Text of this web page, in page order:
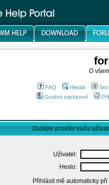
O
FAQ Hledat
Osobní nastavení
Zadejte prosím vaše
Uživatel:
Heslo:
Přihlásit mě automaticky